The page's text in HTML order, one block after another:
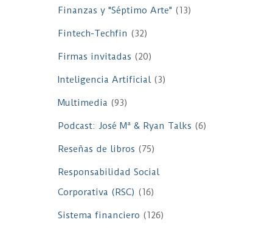
Finanzas y "Séptimo Arte" (13)
Fintech-Techfin (32)
Firmas invitadas (20)
Inteligencia Artificial(3)
Multimedia (93)
Podcast: José Mª & Ryan Talks (6)
Reseñas de libros (75)
Responsabilidad Social
Corporativa (RSC) (16)
Sistema financiero (126)